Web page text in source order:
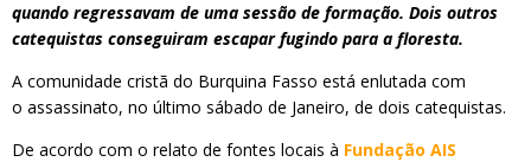
quando regressavam de uma sessão de formação. Dois outros
catequistas conseguiram escapar fugindo para a floresta.
A comunidade cristã do Burquina Fasso está enlutada com
o assassinato, no último sábado de Janeiro, de dois catequistas.
De acordo com o relato de fontes locais à Fundação AIS